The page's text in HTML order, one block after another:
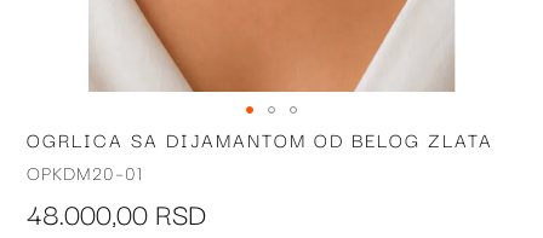
Skip
the
beginning
OGRLICA SA DIJAMANTOM OD BELOG ZLATA
OPKDM20-01
48.000,00 RSD